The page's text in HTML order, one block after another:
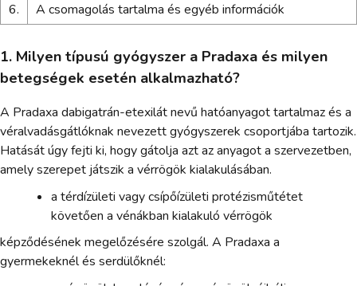
6.
A csomagolás tartalma és egyéb információk
1. Milyen típusú gyógyszer a Pradaxa és milyen
betegségek esetén alkalmazható?
A Pradaxa dabigatrán-etexilát nevű hatóanyagot tartalmaz és a
véralvadásgátlóknak nevezett gyógyszerek csoportjába tartozik.
Hatását úgy fejti ki, hogy gátolja azt az anyagot a szervezetben,
amely szerepet játszik a vérrögök kialakulásában.
a térdízületi vagy csípőízületi protézisműtétet
követően a vénákban kialakuló vérrögök
képződésének megelőzésére szolgál. A Pradaxa a
gyermekeknél és serdülőknél: